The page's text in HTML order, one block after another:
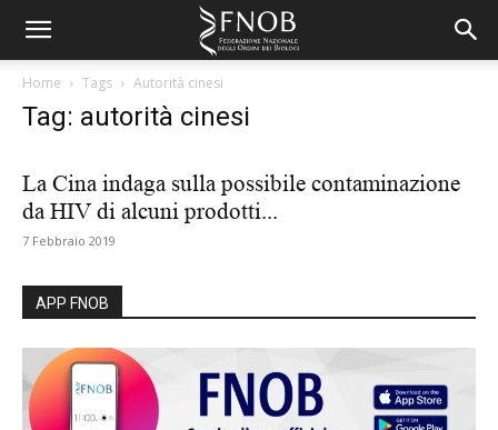
Home Tags Autorità cinesi
Tag: autorità cinesi
La Cina indaga sulla possibile contaminazione
da HIV di alcuni prodotti...
7 Febbraio 2019
APP FNOB